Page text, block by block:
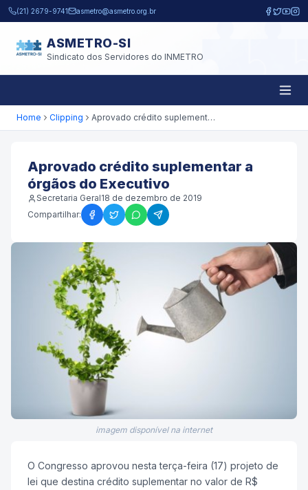
Pular para o conteúdo principal
(21) 2679-9741 asmetro@asmetro.org.br
ASMETRO-SI
Sindicato dos Servidores do INMETRO
Home Clipping Aprovado crédito suplementar a órgãos do Executivo
Aprovado crédito suplementar a
órgãos do Executivo
Secretaria Geral18 de dezembro de 2019
Compartilhar:
imagem disponível na internet
O Congresso aprovou nesta terça-feira (17) projeto de
lei que destina crédito suplementar no valor de R$